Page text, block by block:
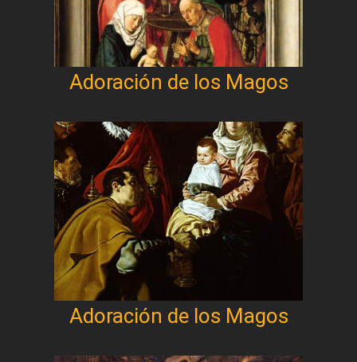
Adoración de los Magos
Adoración de los Magos